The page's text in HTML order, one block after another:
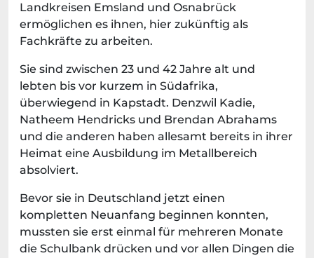
Landkreisen Emsland und Osnabrück
ermöglichen es ihnen, hier zukünftig als
Fachkräfte zu arbeiten.
Sie sind zwischen 23 und 42 Jahre alt und
lebten bis vor kurzem in Südafrika,
überwiegend in Kapstadt. Denzwil Kadie,
Natheem Hendricks und Brendan Abrahams
und die anderen haben allesamt bereits in ihrer
Heimat eine Ausbildung im Metallbereich
absolviert.
Bevor sie in Deutschland jetzt einen
kompletten Neuanfang beginnen konnten,
mussten sie erst einmal für mehreren Monate
die Schulbank drücken und vor allen Dingen die